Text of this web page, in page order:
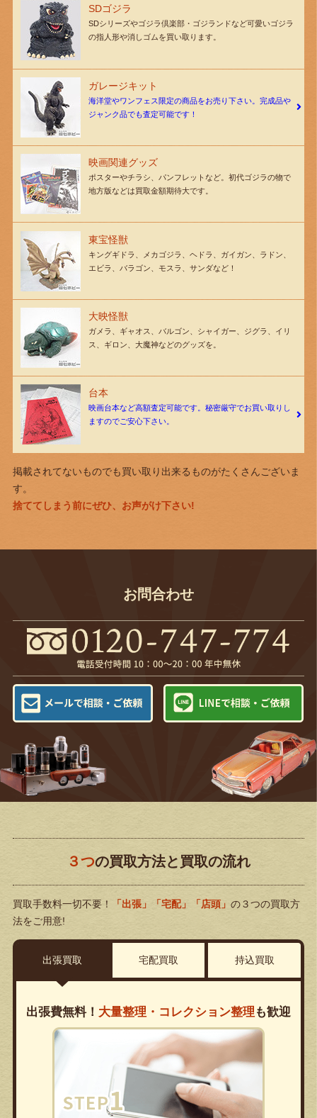
SDゴジラ
SDシリーズやゴジラ倶楽部・ゴジランドなど可愛いゴジラ
の指人形や消しゴムを買い取ります。
ガレージキット
海洋堂やワンフェス限定の商品をお売り下さい。完成品や
ジャンク品でも査定可能です！
映画関連グッズ
ポスターやチラシ、パンフレットなど。初代ゴジラの物で
地方版などは買取金額期待大です。
東宝怪獣
キングギドラ、メカゴジラ、ヘドラ、ガイガン、ラドン、
エビラ、バラゴン、モスラ、サンダなど！
大映怪獣
ガメラ、ギャオス、バルゴン、シャイガー、ジグラ、イリ
ス、ギロン、大魔神などのグッズを。
台本
映画台本など高額査定可能です。秘密厳守でお買い取りし
ますのでご安心下さい。
掲載されてないものでも買い取り出来るものがたくさんございま
す。
捨ててしまう前にぜひ、お声がけ下さい!
お問合わせ
３つの買取方法と買取の流れ
買取手数料一切不要！ 「出張」「宅配」「店頭」 の３つの買取方
法をご用意!
出張買取 宅配買取 持込買取
出張費無料！ 大量整理・コレクション整理 も歓迎